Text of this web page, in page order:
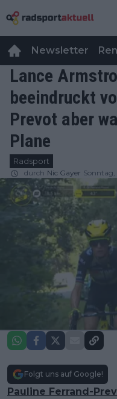
Newsletter
Lance
beeindruckt
Prevot aber
Plane
Radsport
durch Nic Gayer
Folgt uns auf Google!
Pauline Ferrand-